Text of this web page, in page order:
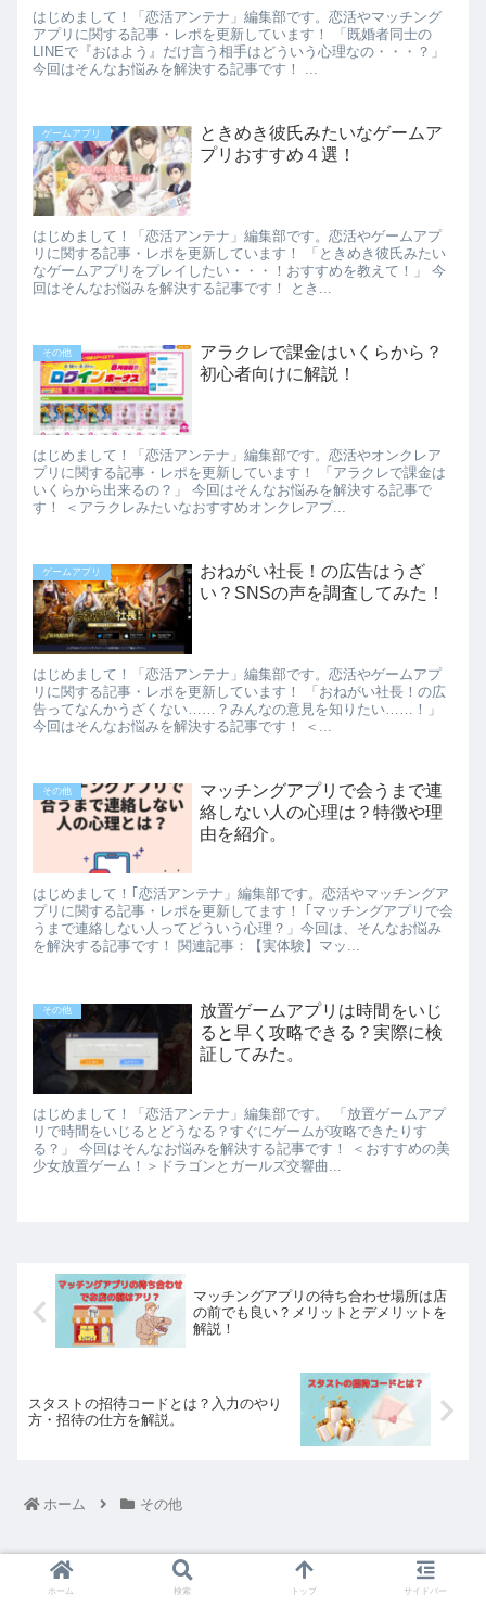
はじめまして！「恋活アンテナ」編集部です。恋活やマッチング
アプリに関する記事・レポを更新しています！ 「既婚者同士の
LINEで『おはよう』だけ言う相手はどういう心理なの・・・？」
今回はそんなお悩みを解決する記事です！ ...
ゲームアプリ
ときめき彼氏みたいなゲームア
プリおすすめ４選！
はじめまして！「恋活アンテナ」編集部です。恋活やゲームアプ
リに関する記事・レポを更新しています！ 「ときめき彼氏みたい
なゲームアプリをプレイしたい・・・！おすすめを教えて！」 今
回はそんなお悩みを解決する記事です！ とき...
その他
アラクレで課金はいくらから？
初心者向けに解説！
はじめまして！「恋活アンテナ」編集部です。恋活やオンクレア
プリに関する記事・レポを更新しています！ 「アラクレで課金は
いくらから出来るの？」 今回はそんなお悩みを解決する記事で
す！ ＜アラクレみたいなおすすめオンクレアプ...
ゲームアプリ
おねがい社長！の広告はうざ
い？SNSの声を調査してみた！
はじめまして！「恋活アンテナ」編集部です。恋活やゲームアプ
リに関する記事・レポを更新しています！ 「おねがい社長！の広
告ってなんかうざくない……？みんなの意見を知りたい……！」
今回はそんなお悩みを解決する記事です！ ＜...
その他
マッチングアプリで会うまで連
絡しない人の心理は？特徴や理
由を紹介。
はじめまして！｢恋活アンテナ」編集部です。恋活やマッチングア
プリに関する記事・レポを更新してます！ ｢マッチングアプリで会
うまで連絡しない人ってどういう心理？」今回は、そんなお悩み
を解決する記事です！ 関連記事：【実体験】マッ...
その他
放置ゲームアプリは時間をいじ
ると早く攻略できる？実際に検
証してみた。
はじめまして！「恋活アンテナ」編集部です。 「放置ゲームアプ
リで時間をいじるとどうなる？すぐにゲームが攻略できたりす
る？」 今回はそんなお悩みを解決する記事です！ ＜おすすめの美
少女放置ゲーム！＞ドラゴンとガールズ交響曲...
マッチングアプリの待ち合わせ場所は店
の前でも良い？メリットとデメリットを
解説！
スタストの招待コードとは？入力のやり
方・招待の仕方を解説。
ホーム その他
ホーム 検索 トップ サイドバー